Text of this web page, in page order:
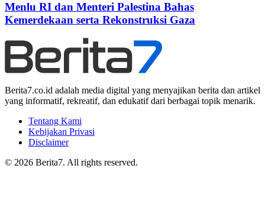
Menlu RI dan Menteri Palestina Bahas
Kemerdekaan serta Rekonstruksi Gaza
Berita7.co.id adalah media digital yang menyajikan berita dan artikel
yang informatif, rekreatif, dan edukatif dari berbagai topik menarik.
Tentang Kami
Kebijakan Privasi
Disclaimer
© 2026 Berita7. All rights reserved.